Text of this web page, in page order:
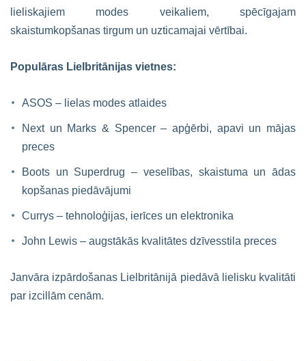
lieliskajiem modes veikaliem, spēcīgajam
skaistumkopšanas tirgum un uzticamajai vērtībai.
Populāras Lielbritānijas vietnes:
ASOS – lielas modes atlaides
Next un Marks & Spencer – apģērbi, apavi un mājas
preces
Boots un Superdrug – veselības, skaistuma un ādas
kopšanas piedāvājumi
Currys – tehnoloģijas, ierīces un elektronika
John Lewis – augstākās kvalitātes dzīvesstila preces
Janvāra izpārdošanas Lielbritānijā piedāvā lielisku kvalitāti
par izcillām cenām.